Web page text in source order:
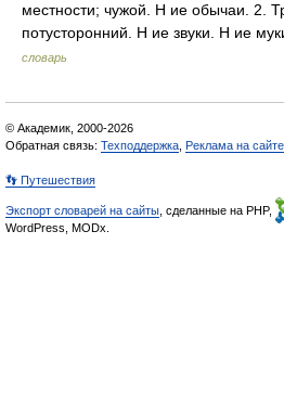
местности; чужой. Н ие обычаи. 2.
потусторонний. Н ие звуки. Н ие
словарь
© Академик, 2000-2026
Обратная связь: Техподдержка Реклама на сайте
👣 Путешествия
Экспорт словарей на сайты , сделанные на PHP,
WordPress, MODx.